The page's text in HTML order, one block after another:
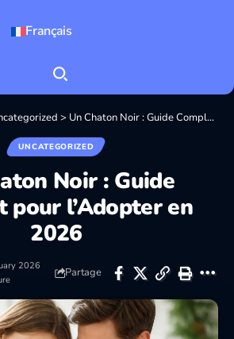
Français
> Un Chaton Noir : Guide Complet pour l’Adopter en 2026
UNCATEGORIZED
Noir : Guide
pour l’Adopter en
2026
2026
Partage